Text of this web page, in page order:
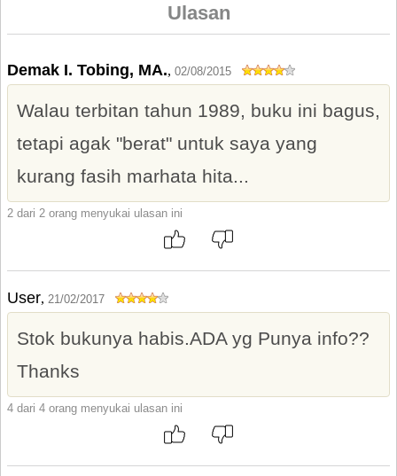
Ulasan
Demak I. Tobing, MA., 02/08/2015
Walau terbitan tahun 1989, buku ini bagus,
tetapi agak "berat" untuk saya yang
kurang fasih marhata hita...
2 dari 2 orang menyukai ulasan ini
User, 21/02/2017
Stok bukunya habis.ADA yg Punya info??
Thanks
4 dari 4 orang menyukai ulasan ini